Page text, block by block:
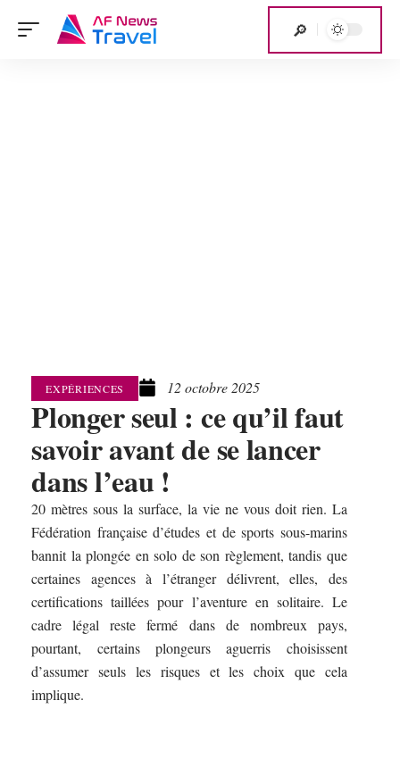
EXPÉRIENCES 12 octobre 2025
Plonger seul : ce qu’il faut
savoir avant de se lancer
dans l’eau !
20 mètres sous la surface, la vie ne vous doit rien. La
Fédération française d’études et de sports sous-marins
bannit la plongée en solo de son règlement, tandis que
certaines agences à l’étranger délivrent, elles, des
certifications taillées pour l’aventure en solitaire. Le
cadre légal reste fermé dans de nombreux pays,
pourtant, certains plongeurs aguerris choisissent
d’assumer seuls les risques et les choix que cela
implique.